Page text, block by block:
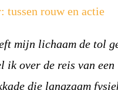
tussen rouw en actie
mijn lichaam de tol
over de reis van een
die langzaam